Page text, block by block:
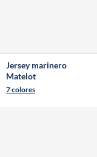
Jersey marinero
Matelot
7 colores